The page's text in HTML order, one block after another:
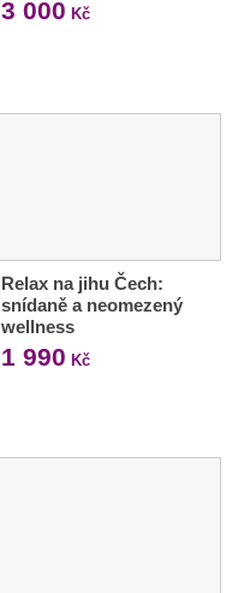
3 000 Kč
Relax na jihu Čech:
snídaně a neomezený
wellness
1 990 Kč